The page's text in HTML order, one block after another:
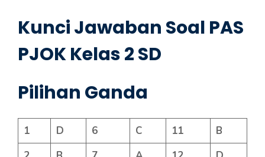
Kunci Jawaban Soal PAS
PJOK Kelas 2 SD
Pilihan Ganda
1 D 6 C 11
B